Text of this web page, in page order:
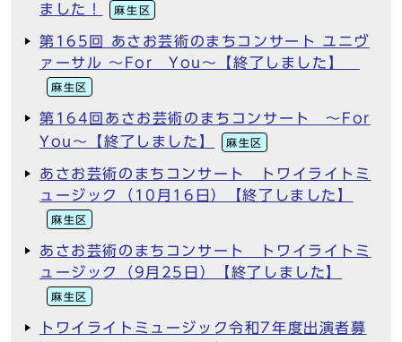
ました！
麻生区
第165回 あさお芸術のまちコンサート ユニヴ
ァーサル ～For You～【終了しました】
麻生区
第164回あさお芸術のまちコンサート ～For
You～【終了しました】
麻生区
あさお芸術のまちコンサート トワイライトミ
ュージック（10月16日）【終了しました】
麻生区
あさお芸術のまちコンサート トワイライトミ
ュージック（9月25日）【終了しました】
麻生区
トワイライトミュージック令和7年度出演者募